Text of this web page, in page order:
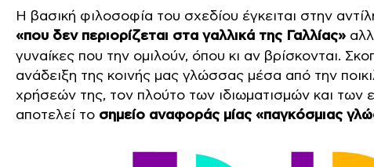
Η βασική φιλοσοφία του σχεδίου έγκειται στην
«που δεν περιορίζεται στα γαλλικά της Γαλλίας»
γυναίκες που την ομιλούν, όπου κι αν βρίσκονται.
ανάδειξη της κοινής μας γλώσσας μέσα από την
χρήσεών της, τον πλούτο των ιδιωματισμών και
αποτελεί το σημείο αναφοράς μίας «παγκόσμιας